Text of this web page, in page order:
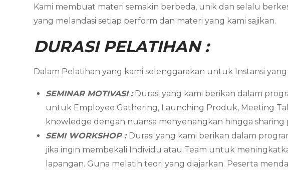
Kami membuat materi semakin berbeda, unik dan selalu
yang melandasi setiap perform dan materi yang kami sajikan.
DURASI PELATIHAN :
Dalam Pelatihan yang kami selenggarakan untuk Instansi
SEMINAR MOTIVASI :Durasi yang kami berikan dalam
untuk Employee Gathering, Launching Produk, Meeting
knowledge dengan nuansa menyenangkan hingga
SEMI WORKSHOP : Durasi yang kami berikan dalam
jika ingin membekali Individu atau Team untuk
lapangan. Guna melatih teori yang diajarkan. Peserta